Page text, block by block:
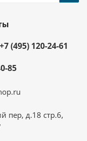
+7 (495) 120-24-61
85
пер, д.18 стр.6,